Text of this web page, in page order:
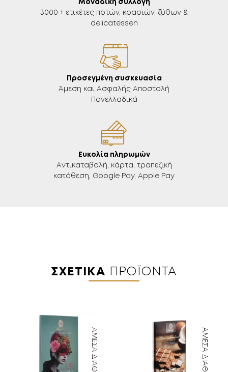
Μοναδική συλλογή
3000 + ετικέτες ποτών, κρασιών, ζύθων &
delicatessen
Προσεγμένη συσκευασία
Άμεση και Ασφαλής Αποστολή
Πανελλαδικά
Ευκολία πληρωμών
Aντικαταβολή, κάρτα, τραπεζική
κατάθεση, Google Pay, Apple Pay
ΣΧΕΤΙΚΆ ΠΡΟΪΌΝΤΑ